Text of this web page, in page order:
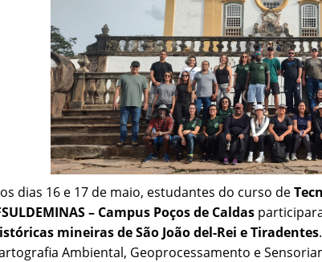
dias 16 e 17 de maio, estudantes do curso de
– Campus Poços de Caldas
mineiras de São João del-Rei e Tiradentes
Ambiental, Geoprocessamento e